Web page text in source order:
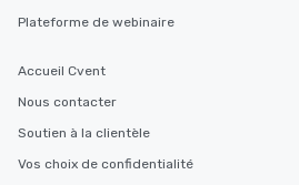
Plateforme de webinaire
Accueil Cvent
Nous contacter
Soutien à la clientèle
Vos choix de confidentialité